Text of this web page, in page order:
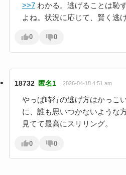
>>7わかる。逃げることは恥
よね。状況に応じて、賢く逃
0 0
18732 匿名1 2026-04-18 4:51 am
やっぱ時行の逃げ方はかっこ
に、誰も思いつかないような
見てて最高にスリリング。
0 0